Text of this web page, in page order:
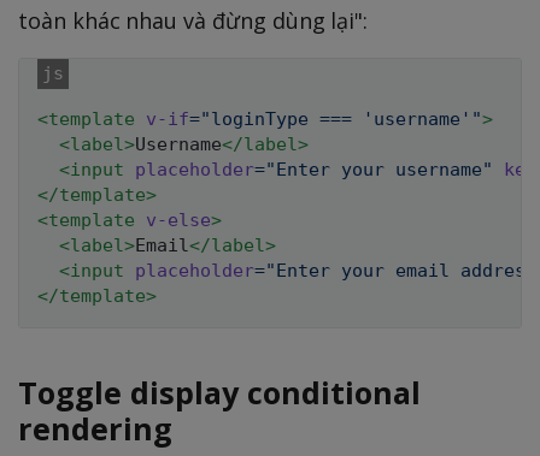
toàn khác nhau và đừng dùng lại":
<template v-if="loginType === ' username ' ">
<label>Username</label>
<input placeholder="Enter your username" key
</template>
<template v-else>
<label>Email</label>
<input placeholder="Enter your email address
</template>
Toggle display conditional
rendering